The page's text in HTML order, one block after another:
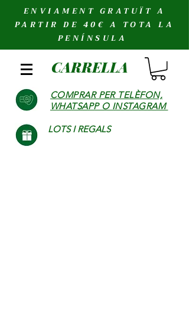
ENVIAMENT GRATUÏT A
PARTIR DE 40€ A TOTA LA
PENÍNSULA
CARRELLA
COMPRAR PER TELÈFON,
WHATSAPP O INSTAGRAM
LOTS I REGALS